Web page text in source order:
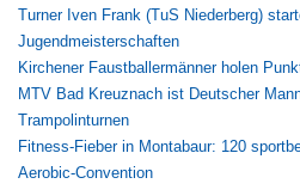
Turner Iven Frank (TuS Niederberg)
Jugendmeisterschaften
Kirchener Faustballermänner holen
MTV Bad Kreuznach ist Deutscher
Trampolinturnen
Fitness-Fieber in Montabaur: 120
Aerobic-Convention